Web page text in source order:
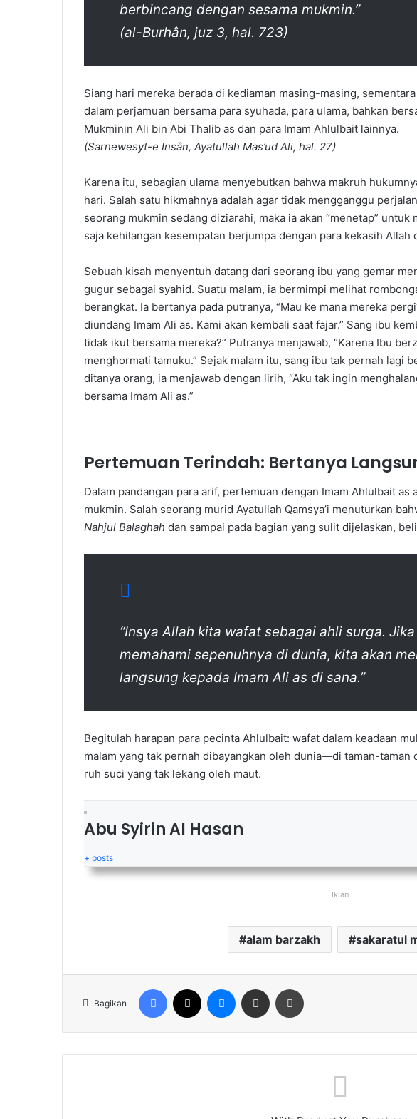
berbincang dengan sesama mukmin.”
(al-Burhân, juz 3, hal. 723)
Siang hari mereka berada di kediaman masing-masing,
dalam perjamuan bersama para syuhada, para ulama, bahkan
Mukminin Ali bin Abi Thalib as dan para Imam Ahlulbait lainnya.
(Sarnewesyt-e Insân, Ayatullah Mas’ud Ali, hal. 27)
Karena itu, sebagian ulama menyebutkan bahwa makruh
hari. Salah satu hikmahnya adalah agar tidak mengganggu
seorang mukmin sedang diziarahi, maka ia akan “menetap”
saja kehilangan kesempatan berjumpa dengan para kekasih Allah
Sebuah kisah menyentuh datang dari seorang ibu yang gemar
gugur sebagai syahid. Suatu malam, ia bermimpi melihat
berangkat. Ia bertanya pada putranya, “Mau ke mana mereka
diundang Imam Ali as. Kami akan kembali saat fajar.” Sang ibu
tidak ikut bersama mereka?” Putranya menjawab, “Karena Ibu
menghormati tamuku.” Sejak malam itu, sang ibu tak pernah lagi
ditanya orang, ia menjawab dengan lirih, “Aku tak ingin
bersama Imam Ali as.”
Pertemuan Terindah: Bertanya
Dalam pandangan para arif, pertemuan dengan Imam Ahlulbait
mukmin. Salah seorang murid Ayatullah Qamsya’i menuturkan
Nahjul Balaghah dan sampai pada bagian yang sulit dijelaskan,
“Insya Allah kita wafat sebagai ahli surga.
memahami sepenuhnya di dunia, kita akan
langsung kepada Imam Ali as di sana.”
Begitulah harapan para pecinta Ahlulbait: wafat dalam keadaan
malam yang tak pernah dibayangkan oleh dunia—di taman-taman
ruh suci yang tak lekang oleh maut.
Abu Syirin Al Hasan
+ posts
Iklan
alam barzakh sakaratul
Bagikan
Facebook Messenger
Share via Email